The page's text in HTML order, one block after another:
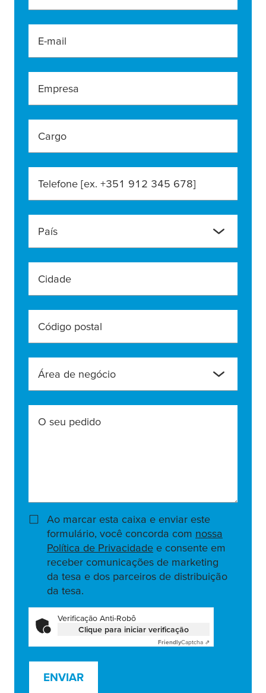
E-mail
Empresa
Cargo
Telefone [ex. +351 912 345 678]
País
Cidade
Código postal
Área de negócio
O seu pedido
Ao marcar esta caixa e enviar este
formulário, você concorda com nossa
Política de Privacidade e consente em
receber comunicações de marketing
da tesa e dos parceiros de distribuição
da tesa.
Verificação Anti-Robô
Clique para iniciar verificação
FriendlyCaptcha ⇗
ENVIAR